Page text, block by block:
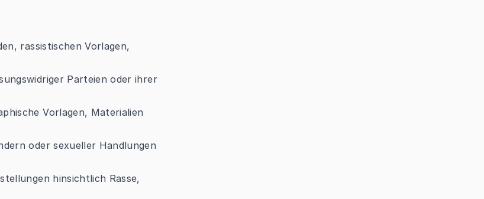
rassistischen Vorlagen,
Parteien oder ihrer
Vorlagen, Materialien
oder sexueller Handlungen
hinsichtlich Rasse,